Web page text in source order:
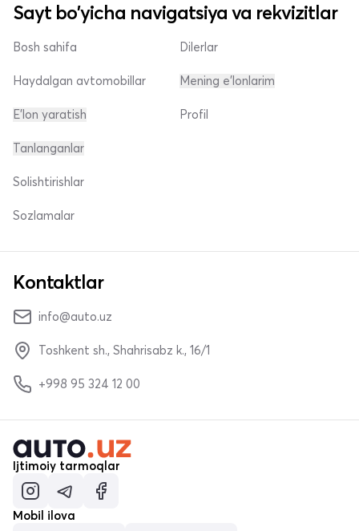
Sayt bo'yicha navigatsiya va rekvizitlar
Bosh sahifa
Haydalgan avtomobillar
E'lon yaratish
Dilerlar
Mening e'lonlarim
Profil
Tanlanganlar
Solishtirishlar
Sozlamalar
Kontaktlar
info@auto.uz
Toshkent sh., Shahrisabz k., 16/1
+998 95 324 12 00
Ijtimoiy tarmoqlar
Mobil ilova